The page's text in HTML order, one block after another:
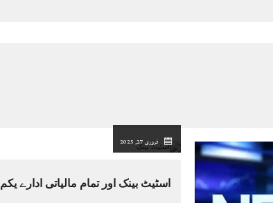
فروری 27, 2025
اسٹیٹ بینک اور تمام مالیاتی ادارے یکم